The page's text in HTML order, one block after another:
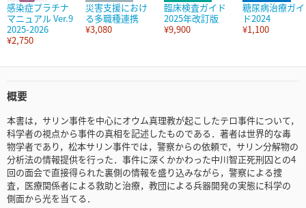
感染症プラチナ
マニュアル Ver.9
2025-2026
¥2,750
災害支援におけ
る多職種連携
¥3,080
臨床検査ガイド
2025年改訂版
¥9,900
糖尿病治療ガイ
ド2024
¥1,100
概要
本書は，サリン事件を中心にオウム真理教が起こしたテロ事件について，
科学者の視点から事件の真相を記述したものである．著者は世界的な毒
物学者であり，松本サリン事件では，警察からの依頼で，サリン分解物の
分析法の情報提供を行った．事件に深くかかわった中川智正死刑囚との4
回の面会で直接得られた裏側の情報を盛り込みながら，警察による捜
査，医療関係者による救助と治療，教団による兵器開発の実態に科学の
側面から光を当てる．